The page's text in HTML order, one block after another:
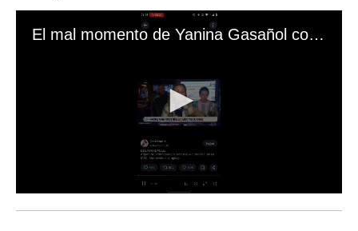
El mal momento de Yanina Gasañol con un hincha argentino en "Subrayado"
s